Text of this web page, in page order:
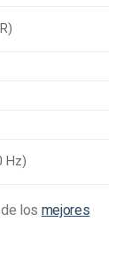
Hz)
los mejores